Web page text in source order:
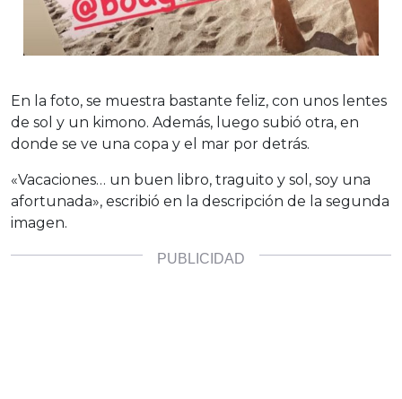
En la foto, se muestra bastante feliz, con unos lentes
de sol y un kimono. Además, luego subió otra, en
donde se ve una copa y el mar por detrás.
«Vacaciones… un buen libro, traguito y sol, soy una
afortunada», escribió en la descripción de la segunda
imagen.